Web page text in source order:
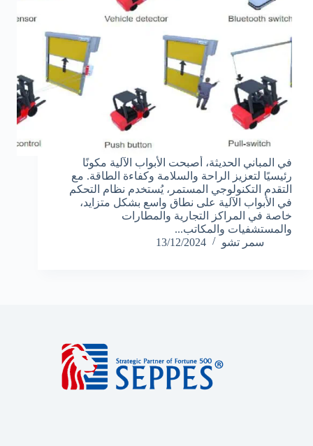
في المباني الحديثة، أصبحت الأبواب الآلية مكونًا
رئيسيًا لتعزيز الراحة والسلامة وكفاءة الطاقة. مع
التقدم التكنولوجي المستمر، يُستخدم نظام التحكم
في الأبواب الآلية على نطاق واسع بشكل متزايد،
خاصة في المراكز التجارية والمطارات
والمستشفيات والمكاتب...
سمر تشو
13/12/2024